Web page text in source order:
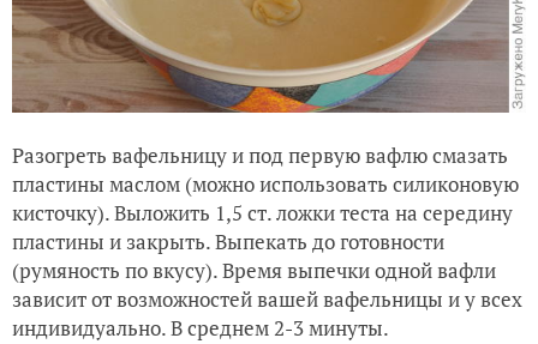
Разогреть вафельницу и под первую вафлю смазать
пластины маслом (можно использовать силиконовую
кисточку). Выложить 1,5 ст. ложки теста на середину
пластины и закрыть. Выпекать до готовности
(румяность по вкусу). Время выпечки одной вафли
зависит от возможностей вашей вафельницы и у всех
индивидуально. В среднем 2-3 минуты.